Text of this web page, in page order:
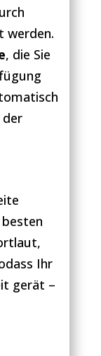
werden.
, die Sie
der
Ihr
gerät –